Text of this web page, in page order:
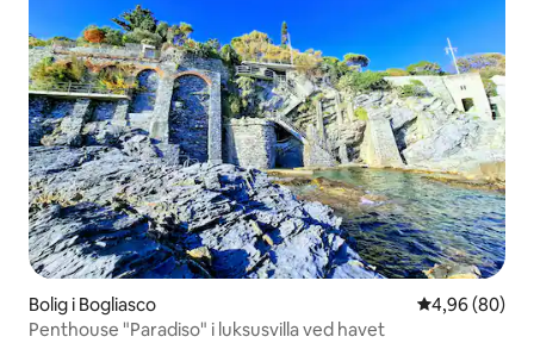
Bolig i Bogliasco 4,96 ud af 5 i
4,96 (80)
Penthouse "Paradiso" i luksusvilla ved havet